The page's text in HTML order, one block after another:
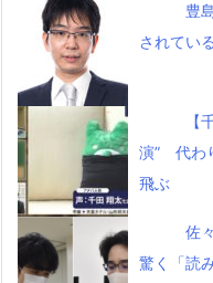
豊
されてい
【
演” 代わ
飛ぶ
佐
驚く「読